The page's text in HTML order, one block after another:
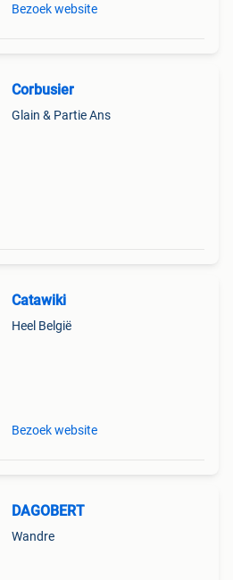
Bezoek website
Corbusier
Glain & Partie Ans
Catawiki
Heel België
Bezoek website
DAGOBERT
Wandre